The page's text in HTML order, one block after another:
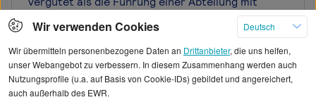
zwanzig Beschäftigten. Konzernbuchhalter mit
Budget- und Strategieverantwortung erreichen
häufig Gehälter im oberen fünfstelligen bis
niedrigen sechsstelligen Bereich. Auch
disziplinarische Führung wird besser vergütet als
Wir verwenden Cookies
Deutsch
Wir übermitteln personenbezogene Daten an Drittanbieter, die uns helfen,
unser Webangebot zu verbessern. In diesem Zusammenhang werden auch
Nutzungsprofile (u.a. auf Basis von Cookie-IDs) gebildet und angereichert,
auch außerhalb des EWR.